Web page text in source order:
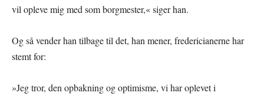
vil opleve mig med som borgmester,« siger han.
Og så vender han tilbage til det, han mener, fredericianerne har
stemt for:
»Jeg tror, den opbakning og optimisme, vi har oplevet i